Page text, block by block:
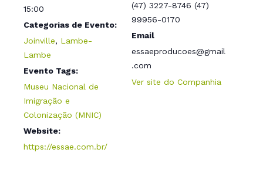
15:00
Categorias de Evento:
Joinville, Lambe-
Lambe
Evento Tags:
Museu Nacional de
Imigração e
Colonização (MNIC)
Website:
https://essae.com.br/
(47) 3227-8746 (47)
99956-0170
Email
essaeproducoes@gmail
.com
Ver site do Companhia